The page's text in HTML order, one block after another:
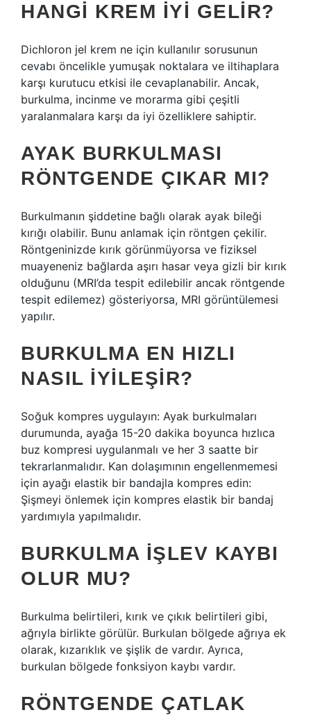
HANGI KREM IYI GELIR?
Dichloron jel krem ​​ne için kullanılır sorusunun
cevabı öncelikle yumuşak noktalara ve iltihaplara
karşı kurutucu etkisi ile cevaplanabilir. Ancak,
burkulma, incinme ve morarma gibi çeşitli
yaralanmalara karşı da iyi özelliklere sahiptir.
AYAK BURKULMASI
RÖNTGENDE ÇIKAR MI?
Burkulmanın şiddetine bağlı olarak ayak bileği
kırığı olabilir. Bunu anlamak için röntgen çekilir.
Röntgeninizde kırık görünmüyorsa ve fiziksel
muayeneniz bağlarda aşırı hasar veya gizli bir kırık
olduğunu (MRI’da tespit edilebilir ancak röntgende
tespit edilemez) gösteriyorsa, MRI görüntülemesi
yapılır.
BURKULMA EN HIZLI
NASIL IYILEŞIR?
Soğuk kompres uygulayın: Ayak burkulmaları
durumunda, ayağa 15-20 dakika boyunca hızlıca
buz kompresi uygulanmalı ve her 3 saatte bir
tekrarlanmalıdır. Kan dolaşımının engellenmemesi
için ayağı elastik bir bandajla kompres edin:
Şişmeyi önlemek için kompres elastik bir bandaj
yardımıyla yapılmalıdır.
BURKULMA IŞLEV KAYBI
OLUR MU?
Burkulma belirtileri, kırık ve çıkık belirtileri gibi,
ağrıyla birlikte görülür. Burkulan bölgede ağrıya ek
olarak, kızarıklık ve şişlik de vardır. Ayrıca,
burkulan bölgede fonksiyon kaybı vardır.
RÖNTGENDE ÇATLAK